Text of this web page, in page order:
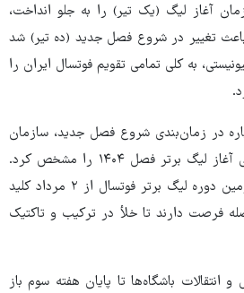
زمان آغاز لیگ (یک تیر) را به جلو انداخت،
تغییر در شروع فصل جدید (ده تیر) شد
به کلی تمامی تقویم فوتسال ایران را
در زمان‌بندی شروع فصل جدید، سازمان
لیگ دقایقی پیش تاریخ نهایی آغاز لیگ برتر فصل ۱۴۰۴ را مشخص کرد.
بر همین اساس، بیست و دومین دوره لیگ برتر فوتسال از ۲ مرداد کلید
فرصت دارند تا خلأ در ترکیب و تاکتیک
انتقالات باشگاه‌ها تا پایان هفته سوم باز